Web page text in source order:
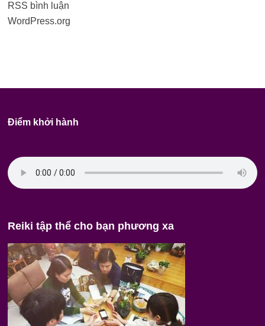
RSS bình luận
WordPress.org
Điểm khởi hành
Reiki tập thể cho bạn phương xa